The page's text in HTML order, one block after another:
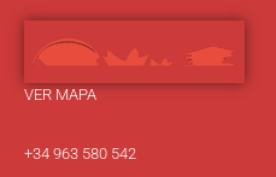
VER MAPA
+34 963 580 542